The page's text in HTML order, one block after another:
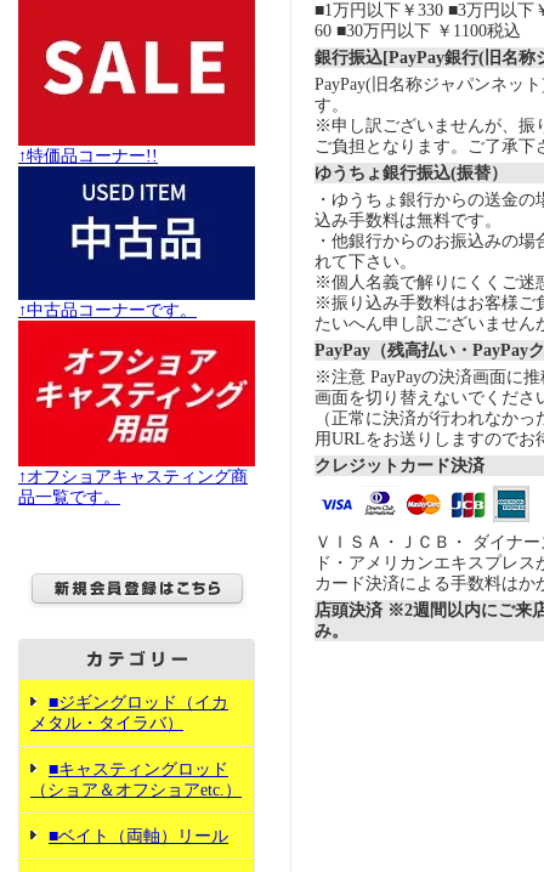
↑特価品コーナー!!
↑中古品コーナーです。
↑オフショアキャスティング商
品一覧です。
■ジギングロッド（イカ
メタル・タイラバ）
■キャスティングロッド
（ショア＆オフショアetc.）
■ベイト（両軸）リール
■1万円以下￥330 ■3万円以下
60 ■30万円以下 ￥1100税込
銀行振込[PayPay銀行(旧名称
PayPay(旧名称ジャパンネッ
す。
※申し訳ございませんが、振
ご負担となります。ご了承下
ゆうちょ銀行振込(振替）
・ゆうちょ銀行からの送金
込み手数料は無料です。
・他銀行からのお振込みの場
れて下さい。
※個人名義で解りにくくご迷
※振り込み手数料はお客様ご
たいへん申し訳ございません
PayPay（残高払い・PayPay
※注意 PayPayの決済画面に
画面を切り替えないでくださ
（正常に決済が行われなか
用URLをお送りしますのでお
クレジットカード決済
ＶＩＳＡ・ＪＣＢ・ ダイナ
ド・アメリカンエキスプレ
カード決済による手数料はか
店頭決済 ※2週間以内にご来
み。